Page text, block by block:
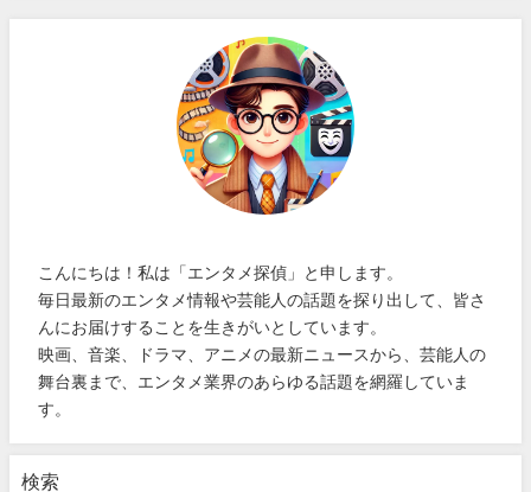
こんにちは！私は「エンタメ探偵」と申します。
毎日最新のエンタメ情報や芸能人の話題を探り出して、皆さ
んにお届けすることを生きがいとしています。
映画、音楽、ドラマ、アニメの最新ニュースから、芸能人の
舞台裏まで、エンタメ業界のあらゆる話題を網羅していま
す。
検索